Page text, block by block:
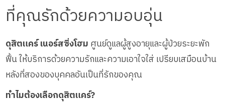
ที่คุณรักด้วยความอบอุ่น
ดุสิตแคร์ เนอร์สซิ่งโฮม ศูนย์ดูแลผู้สูงอายุและผู้ป่วยระยะพัก
ฟื้น ให้บริการด้วยความรักและความเอาใจใส่ เปรียบเสมือนบ้าน
หลังที่สองของบุคคลอันเป็นที่รักของคุณ
ทำไมต้องเลือกดุสิตแคร์?